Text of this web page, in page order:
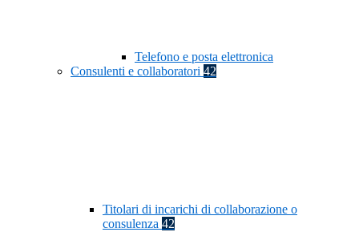
Telefono e posta elettronica
Consulenti e collaboratori 42
Titolari di incarichi di collaborazione o
consulenza 42